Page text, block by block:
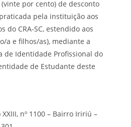
por cento) de desconto
pela instituição aos
do CRA-SC, estendido aos
a e filhos/as), mediante a
de Identidade Profissional do
de Estudante deste
nº 1100 – Bairro Iririú –